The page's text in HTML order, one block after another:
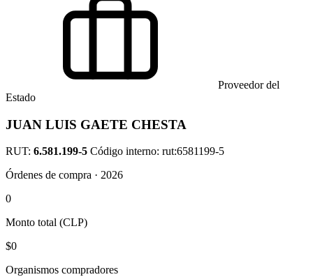
Proveedor del
Estado
JUAN LUIS GAETE CHESTA
RUT: 6.581.199-5 Código interno: rut:6581199-5
Órdenes de compra · 2026
0
Monto total (CLP)
$0
Organismos compradores